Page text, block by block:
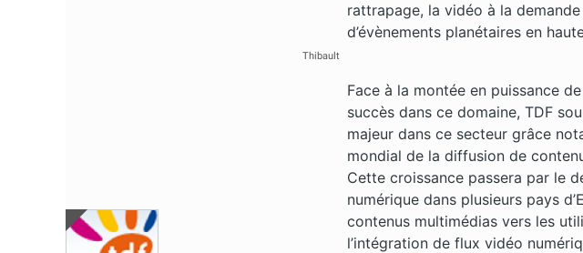
Thibault
rattrapage, la vidéo à la
d’évènements planétaires en
Face à la montée en puissance
succès dans ce domaine, TDF
majeur dans ce secteur grâce
mondial de la diffusion de
Cette croissance passera par le
numérique dans plusieurs pays
contenus multimédias vers les
l’intégration de flux vidéo